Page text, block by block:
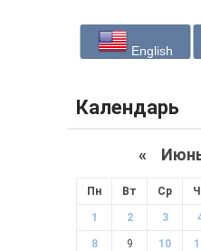
English
Календарь
«
Пн Вт Ср
1 2 3
8 9 10